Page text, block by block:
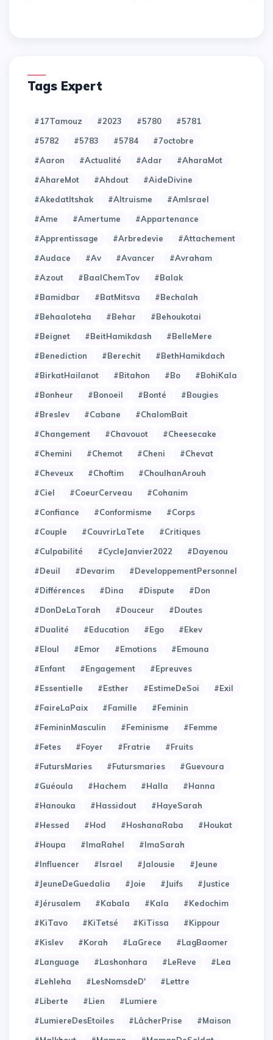
Tags Expert
#17Tamouz #2023 #5780
#5781
#5782
#5783 #5784
#7octobre
#Aaron
#Actualité #Adar
#AharaMot
#AhareMot
#Ahdout
#AideDivine
#AkedatItshak
#Altruisme
#AmIsrael
#Ame
#Amertume
#Appartenance
#Apprentissage
#Arbredevie
#Attachement
#Audace
#Av #Avancer
#Avraham
#Azout
#BaalChemTov
#Balak
#Bamidbar
#BatMitsva
#Bechalah
#Behaaloteha
#Behar
#Behoukotai
#Beignet
#BeitHamikdash
#BelleMere
#Benediction
#Berechit
#BethHamikdach
#BirkatHailanot
#Bitahon #Bo
#BohiKala
#Bonheur
#Bonoeil #Bonté
#Bougies
#Breslev
#Cabane
#ChalomBait
#Changement
#Chavouot
#Cheesecake
#Chemini
#Chemot #Cheni
#Chevat
#Cheveux
#Choftim
#ChoulhanArouh
#Ciel
#CoeurCerveau
#Cohanim
#Confiance
#Conformisme
#Corps
#Couple
#CouvrirLaTete
#Critiques
#Culpabilité
#CycleJanvier2022
#Dayenou
#Deuil
#Devarim
#DeveloppementPersonnel
#Différences
#Dina #Dispute
#Don
#DonDeLaTorah
#Douceur
#Doutes
#Dualité
#Education #Ego
#Ekev
#Eloul
#Emor #Emotions
#Emouna
#Enfant
#Engagement
#Epreuves
#Essentielle
#Esther #EstimeDeSoi
#Exil
#FaireLaPaix
#Famille
#Feminin
#FemininMasculin
#Feminisme
#Femme
#Fetes
#Foyer #Fratrie
#Fruits
#FutursMaries
#Futursmaries
#Guevoura
#Guéoula
#Hachem #Halla
#Hanna
#Hanouka
#Hassidout
#HayeSarah
#Hessed
#Hod #HoshanaRaba
#Houkat
#Houpa
#ImaRahel
#ImaSarah
#Influencer
#Israel #Jalousie
#Jeune
#JeuneDeGuedalia
#Joie #Juifs
#Justice
#Jérusalem
#Kabala #Kala
#Kedochim
#KiTavo
#KiTetsé #KiTissa
#Kippour
#Kislev
#Korah #LaGrece
#LagBaomer
#Language
#Lashonhara #LeReve
#Lea
#Lehleha
#LesNomsdeD'
#Lettre
#Liberte
#Lien
#Lumiere
#LumiereDesEtoiles
#LâcherPrise
#Maison